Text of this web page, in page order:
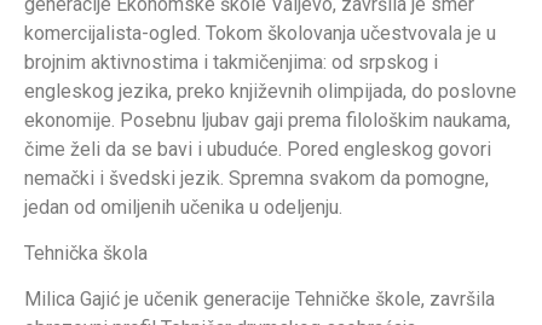
komercijalista-ogled. Tokom školovanja učestvovala je u
brojnim aktivnostima i takmičenjima: od srpskog i
engleskog jezika, preko književnih olimpijada, do poslovne
ekonomije. Posebnu ljubav gaji prema filološkim naukama,
čime želi da se bavi i ubuduće. Pored engleskog govori
nemački i švedski jezik. Spremna svakom da pomogne,
jedan od omiljenih učenika u odeljenju.
Tehnička škola
Milica Gajić je učenik generacije Tehničke škole, završila